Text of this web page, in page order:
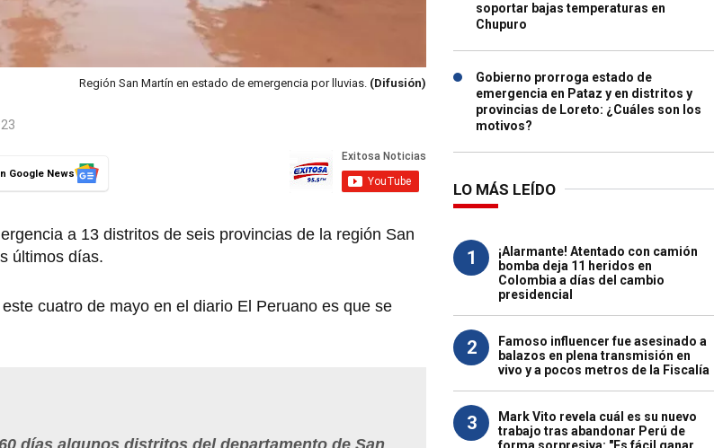
Región San Martín en estado de emergencia por lluvias. (Difusión)
Google News
a 13 distritos de seis provincias de la región San
últimos días.
cuatro de mayo en el diario El Peruano es que se
soportar bajas temperaturas en
Chupuro
Gobierno prorroga estado de
emergencia en Pataz y en distritos y
provincias de Loreto: ¿Cuáles son los
motivos?
LO MÁS LEÍDO
1
¡Alarmante! Atentado con camión
bomba deja 11 heridos en
Colombia a días del cambio
presidencial
2
Famoso influencer fue asesinado a
balazos en plena transmisión en
vivo y a pocos metros de la Fiscalía
3
Mark Vito revela cuál es su nuevo
trabajo tras abandonar Perú de